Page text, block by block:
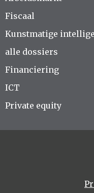
Fiscaal
Kunstmatige
alle dossiers
Financiering
ICT
Private equity